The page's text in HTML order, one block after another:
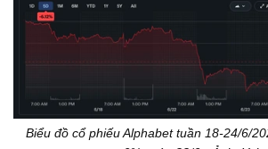
Biểu đồ cổ phiếu Alphabet tuần 18-24/6/